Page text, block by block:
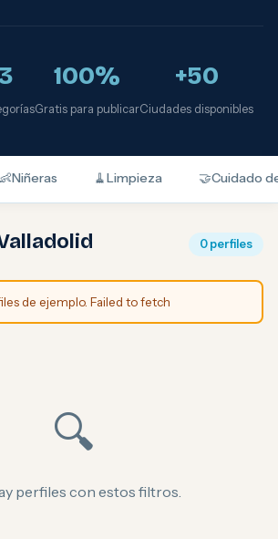
100%
Gratis para publicar
+50
Ciudades disponibles
👶Niñeras 🧹Limpieza 🤝Cuidado
0 perfiles
de ejemplo. Failed to fetch
🔍
perfiles con estos filtros.